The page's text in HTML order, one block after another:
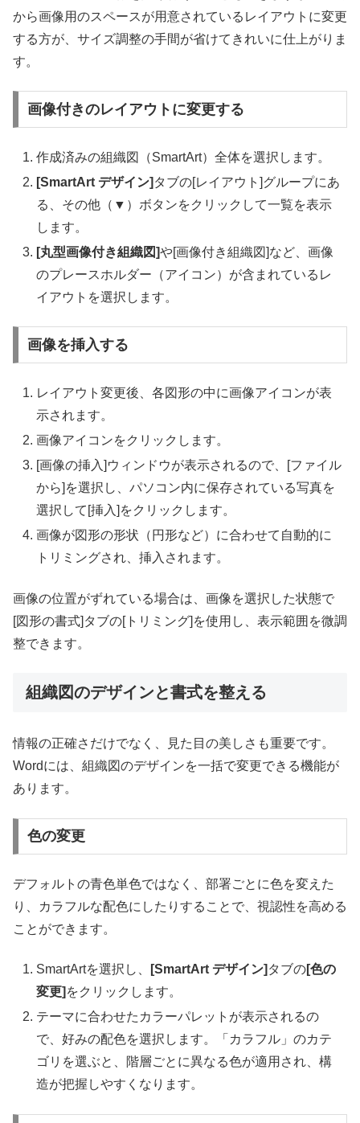
から画像用のスペースが用意されているレイアウトに変更
する方が、サイズ調整の手間が省けてきれいに仕上がりま
す。
画像付きのレイアウトに変更する
作成済みの組織図（SmartArt）全体を選択します。
[SmartArt デザイン] タブの[レイアウト]グループにあ
る、その他（▼）ボタンをクリックして一覧を表示
します。
[丸型画像付き組織図]や[画像付き組織図]など、画像
のプレースホルダー（アイコン）が含まれているレ
イアウトを選択します。
画像を挿入する
レイアウト変更後、各図形の中に画像アイコンが表
示されます。
画像アイコンをクリックします。
[画像の挿入]ウィンドウが表示されるので、[ファイル
から]を選択し、パソコン内に保存されている写真を
選択して[挿入]をクリックします。
画像が図形の形状（円形など）に合わせて自動的に
トリミングされ、挿入されます。
画像の位置がずれている場合は、画像を選択した状態で
[図形の書式]タブの[トリミング]を使用し、表示範囲を微調
整できます。
組織図のデザインと書式を整える
情報の正確さだけでなく、見た目の美しさも重要です。
Wordには、組織図のデザインを一括で変更できる機能が
あります。
色の変更
デフォルトの青色単色ではなく、部署ごとに色を変えた
り、カラフルな配色にしたりすることで、視認性を高める
ことができます。
SmartArtを選択し、 [SmartArt デザイン] タブの[色の
変更] をクリックします。
テーマに合わせたカラーパレットが表示されるの
で、好みの配色を選択します。「カラフル」のカテ
ゴリを選ぶと、階層ごとに異なる色が適用され、構
造が把握しやすくなります。